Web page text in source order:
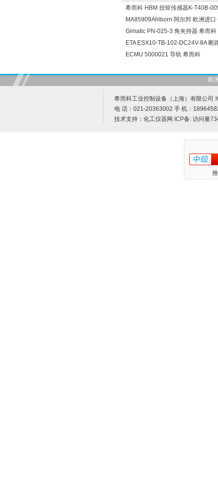
希而科 HBM 扭矩传感器K-T40B-
MA85909Ahlborn 阿尔邦 欧洲进口
Gimatic PN-025-3 角夹持器 希而科
ETA ESX10-TB-102-DC24V-8A 断
ECMU 5000021 导轨 希而科
欧
希而科工业控制设备（上海）有限公司
电 话：021-20363002 手 机：
技术支持： 化工仪器网 ICP备: 访问量